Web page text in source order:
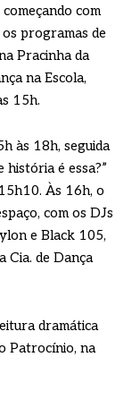
com
programas de
Pracinha da
na Escola,
15h.
às 18h, seguida
é essa?”
Às 16h, o
com os DJs
e Black 105,
Cia. de Dança
dramática
Patrocínio, na